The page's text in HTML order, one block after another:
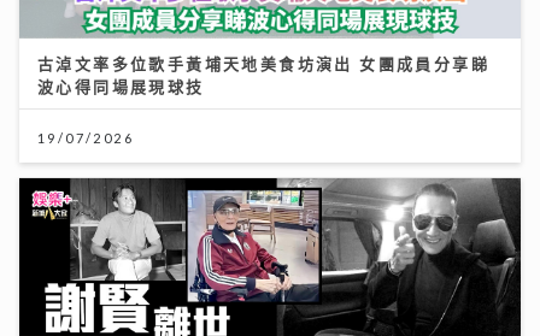
古淖文率多位歌手黃埔天地美食坊演出 女團成員分享睇
波心得同場展現球技
19/07/2026